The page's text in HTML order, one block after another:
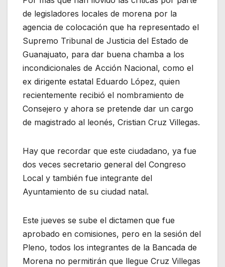
de legisladores locales de morena por la
agencia de colocación que ha representado el
Supremo Tribunal de Justicia del Estado de
Guanajuato, para dar buena chamba a los
incondicionales de Acción Nacional, como el
ex dirigente estatal Eduardo López, quien
recientemente recibió el nombramiento de
Consejero y ahora se pretende dar un cargo
de magistrado al leonés, Cristian Cruz Villegas.
Hay que recordar que este ciudadano, ya fue
dos veces secretario general del Congreso
Local y también fue integrante del
Ayuntamiento de su ciudad natal.
Este jueves se sube el dictamen que fue
aprobado en comisiones, pero en la sesión del
Pleno, todos los integrantes de la Bancada de
Morena no permitirán que llegue Cruz Villegas